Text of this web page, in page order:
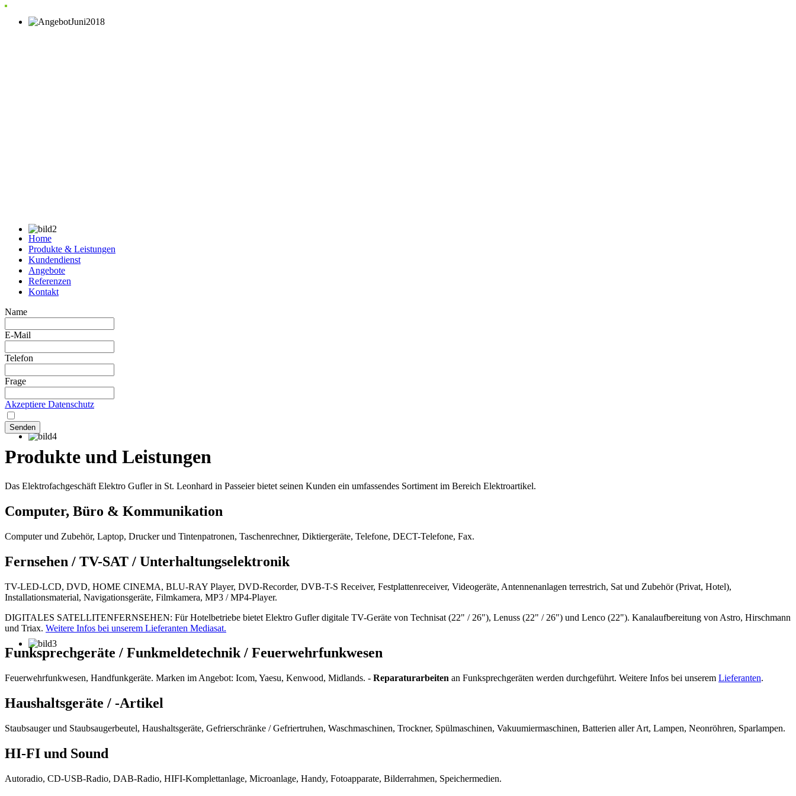
Home
Produkte & Leistungen
Kundendienst
Angebote
Referenzen
Kontakt
Name
E-Mail
Telefon
Frage
Akzeptiere Datenschutz
Produkte und Leistungen
Das Elektrofachgeschäft Elektro Gufler in St. Leonhard in Passeier bietet seinen Kunden ein umfassendes Sortiment im Bereich Elektroartikel.
Computer, Büro & Kommunikation
Computer und Zubehör, Laptop, Drucker und Tintenpatronen, Taschenrechner, Diktiergeräte, Telefone, DECT-Telefone, Fax.
Fernsehen / TV-SAT / Unterhaltungselektronik
TV-LED-LCD, DVD, HOME CINEMA, BLU-RAY Player, DVD-Recorder, DVB-T-S Receiver, Festplattenreceiver, Videogeräte, Antennenanlagen terrestrich, Sat und Zubehör (Privat, Hotel),
Installationsmaterial, Navigationsgeräte, Filmkamera, MP3 / MP4-Player.
DIGITALES SATELLITENFERNSEHEN: Für Hotelbetriebe bietet Elektro Gufler digitale TV-Geräte von Technisat (22" / 26"), Lenuss (22" / 26") und Lenco (22"). Kanalaufbereitung von Astro, Hirschmann
und Triax. Weitere Infos bei unserem Lieferanten Mediasat.
Funksprechgeräte / Funkmeldetechnik / Feuerwehrfunkwesen
Feuerwehrfunkwesen, Handfunkgeräte. Marken im Angebot: Icom, Yaesu, Kenwood, Midlands. - Reparaturarbeiten an Funksprechgeräten werden durchgeführt. Weitere Infos bei unserem Lieferanten.
Haushaltsgeräte / -Artikel
Staubsauger und Staubsaugerbeutel, Haushaltsgeräte, Gefrierschränke / Gefriertruhen, Waschmaschinen, Trockner, Spülmaschinen, Vakuumiermaschinen, Batterien aller Art, Lampen, Neonröhren, Sparlampen.
HI-FI und Sound
Autoradio, CD-USB-Radio, DAB-Radio, HIFI-Komplettanlage, Microanlage, Handy, Fotoapparate, Bilderrahmen, Speichermedien.